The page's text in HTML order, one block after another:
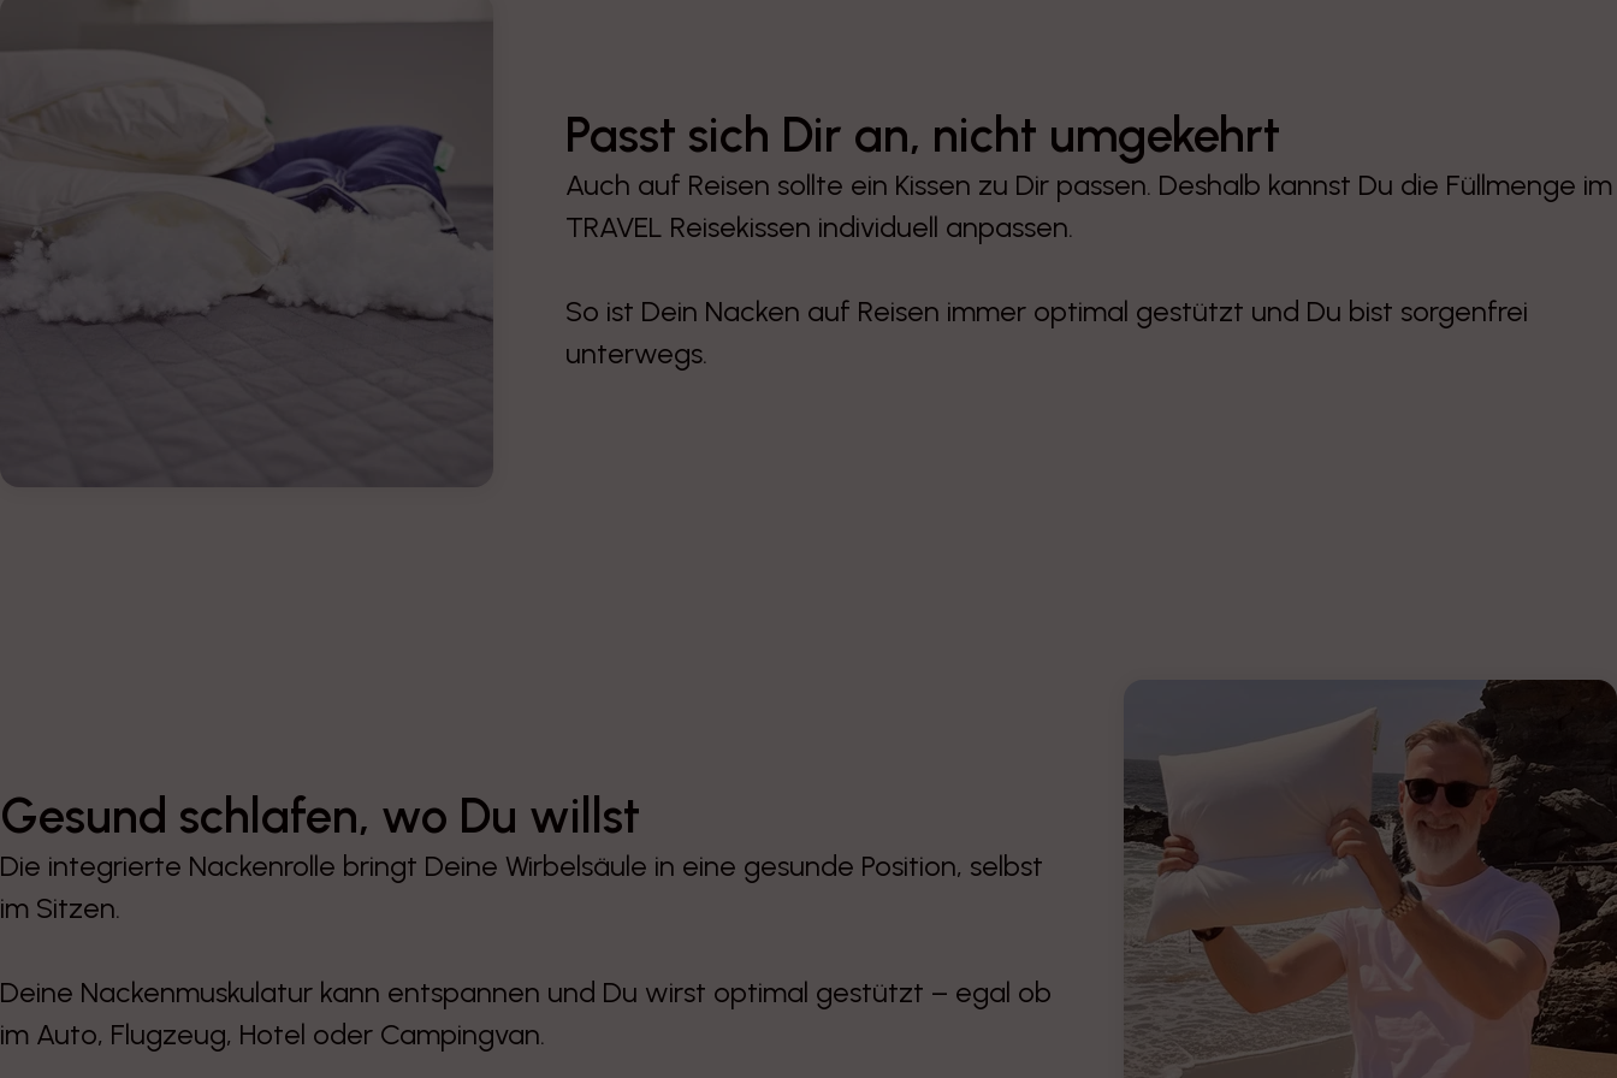
Passt sich Dir an, nicht umgekehrt
Auch auf Reisen sollte ein Kissen zu Dir passen. Deshalb kannst Du die Füllmenge im
TRAVEL Reisekissen individuell anpassen.
So ist Dein Nacken auf Reisen immer optimal gestützt und Du bist sorgenfrei
unterwegs.
Gesund schlafen, wo Du willst
Die integrierte Nackenrolle bringt Deine Wirbelsäule in eine gesunde Position, selbst
im Sitzen.
Deine Nackenmuskulatur kann entspannen und Du wirst optimal gestützt – egal ob
im Auto, Flugzeug, Hotel oder Campingvan.